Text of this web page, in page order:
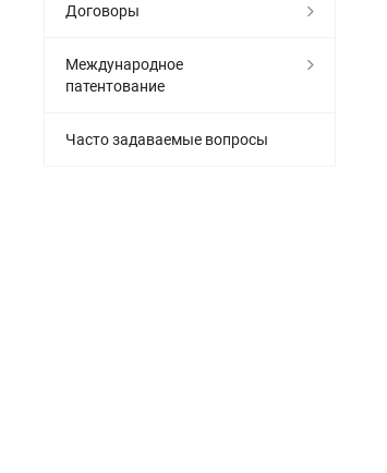
Договоры
Международное
патентование
Часто задаваемые вопросы